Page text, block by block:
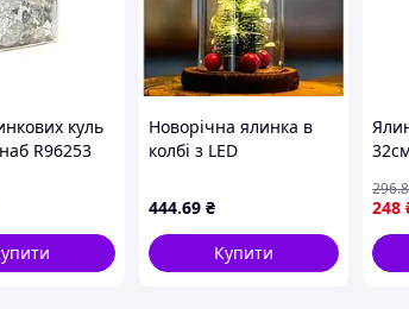
куль
R96253
Новорічна ялинка в
колбі з LED
світлодіодною
гірляндою
444.69 ₴
Купити
248
296